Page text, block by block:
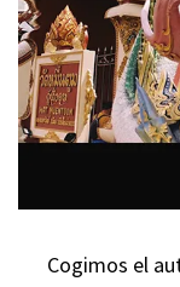
Cogimos el